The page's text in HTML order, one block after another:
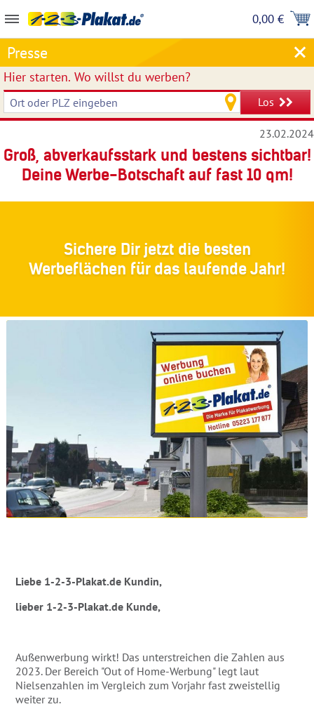
0,00 €
Presse
Hier starten. Wo willst du werben?
Los
23.02.2024
Groß, abverkaufsstark und bestens sichtbar!
Deine Werbe-Botschaft auf fast 10 qm!
Sichere Dir jetzt die besten
Werbeflächen für das laufende Jahr!
Liebe 1-2-3-Plakat.de Kundin,
lieber 1-2-3-Plakat.de Kunde,
Außenwerbung wirkt! Das unterstreichen die Zahlen aus
2023. Der Bereich "Out of Home-Werbung" legt laut
Nielsenzahlen im Vergleich zum Vorjahr fast zweistellig
weiter zu.